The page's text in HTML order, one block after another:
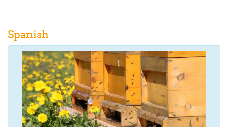
Spanish